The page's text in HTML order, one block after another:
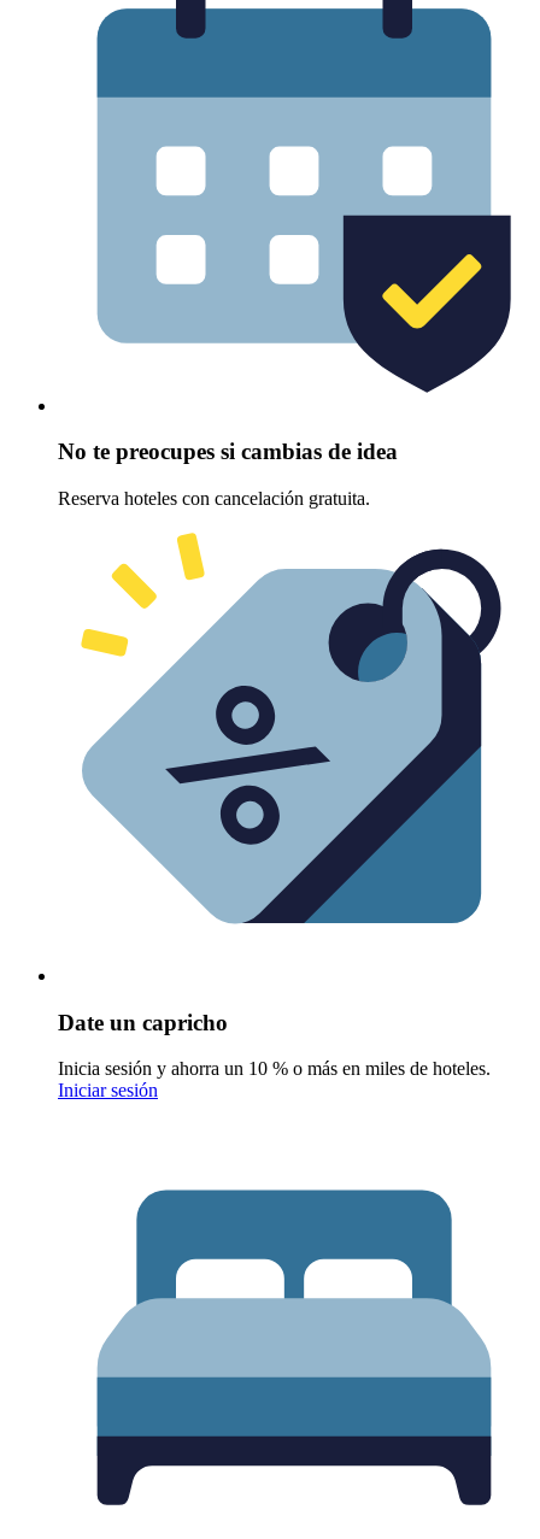
No te preocupes si cambias de idea
Reserva hoteles con cancelación gratuita.
Date un capricho
Inicia sesión y ahorra un 10 % o más en miles de hoteles.
Iniciar sesión